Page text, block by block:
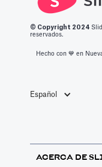
© Copyright 2 024
reservados.
Hecho con 💙️ en
Español
ACERCA DE